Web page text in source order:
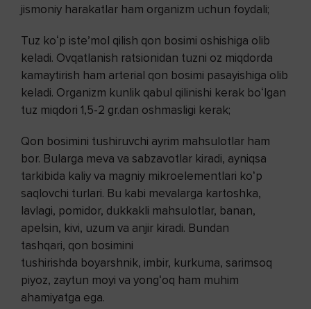
jismoniy harakatlar ham organizm uchun foydali;
Tuz koʻp isteʼmol qilish qon bosimi oshishiga olib
keladi. Ovqatlanish ratsionidan tuzni oz miqdorda
kamaytirish ham arterial qon bosimi pasayishiga olib
keladi. Organizm kunlik qabul qilinishi kerak boʻlgan
tuz miqdori 1,5-2 gr.dan oshmasligi kerak;
Qon bosimini tushiruvchi ayrim mahsulotlar ham
bor. Bularga meva va sabzavotlar kiradi, ayniqsa
tarkibida kaliy va magniy mikroelementlari koʻp
saqlovchi turlari. Bu kabi mevalarga kartoshka,
lavlagi, pomidor, dukkakli mahsulotlar, banan,
apelsin, kivi, uzum va anjir kiradi. Bundan
tashqari, qon bosimini
tushirishda boyarshnik, imbir, kurkuma, sarimsoq
piyoz, zaytun moyi va yongʻoq ham muhim
ahamiyatga ega.